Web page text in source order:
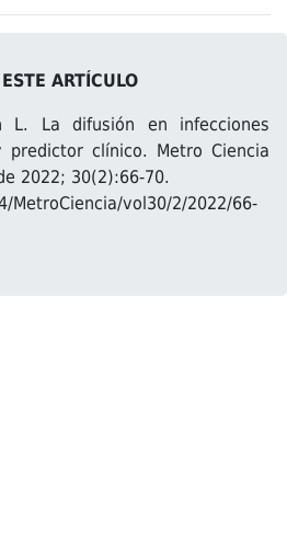
ARTÍCULO
L. La difusión en infecciones
clínico. Metro Ciencia
2022; 30(2):66-70.
MetroCiencia/vol30/2/2022/66-